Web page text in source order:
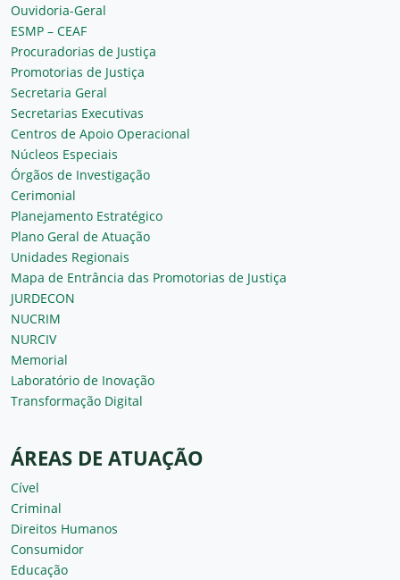
Ouvidoria-Geral
ESMP – CEAF
Procuradorias de Justiça
Promotorias de Justiça
Secretaria Geral
Secretarias Executivas
Centros de Apoio Operacional
Núcleos Especiais
Órgãos de Investigação
Cerimonial
Planejamento Estratégico
Plano Geral de Atuação
Unidades Regionais
Mapa de Entrância das Promotorias de Justiça
JURDECON
NUCRIM
NURCIV
Memorial
Laboratório de Inovação
Transformação Digital
ÁREAS DE ATUAÇÃO
Cível
Criminal
Direitos Humanos
Consumidor
Educação